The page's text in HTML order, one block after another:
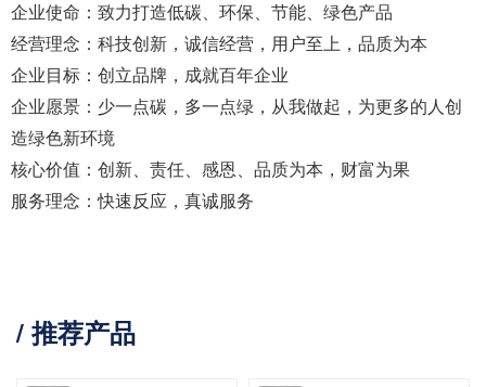
企业使命：致力打造低碳、环保、节能、绿色产品
经营理念：科技创新，诚信经营，用户至上，品质为本
企业目标：创立品牌，成就百年企业
企业愿景：少一点碳，多一点绿，从我做起，为更多的人创
造绿色新环境
核心价值：创新、责任、感恩、品质为本，财富为果
服务理念：快速反应，真诚服务
/ 推荐产品